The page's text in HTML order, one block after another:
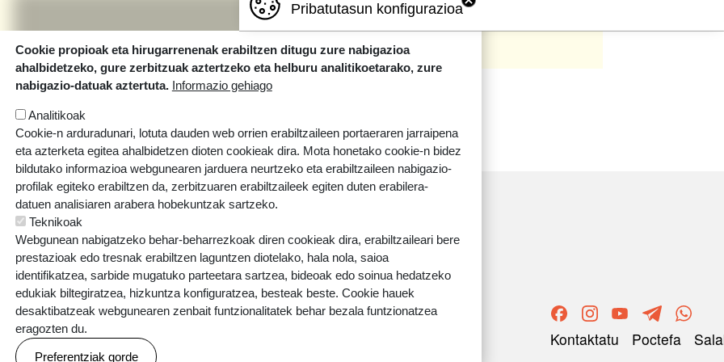
Errotazar bidea, 126
943 445 108
ORRI-OINA
Kontaktatu Poctefa
Pribatutasun konfigurazioa
Cookie propioak eta hirugarrenenak erabiltzen ditugu zure nabigazioa
ahalbidetzeko, gure zerbitzuak aztertzeko eta helburu analitikoetarako, zure
nabigazio-datuak aztertuta. Informazio gehiago
Analitikoak
Cookie-n arduradunari, lotuta dauden web orrien erabiltzaileen portaeraren jarraipena
eta azterketa egitea ahalbidetzen dioten cookieak dira. Mota honetako cookie-n bidez
bildutako informazioa webgunearen jarduera neurtzeko eta erabiltzaileen nabigazio-
profilak egiteko erabiltzen da, zerbitzuaren erabiltzaileek egiten duten erabilera-
datuen analisiaren arabera hobekuntzak sartzeko.
Teknikoak
Webgunean nabigatzeko behar-beharrezkoak diren cookieak dira, erabiltzaileari bere
prestazioak edo tresnak erabiltzen laguntzen diotelako, hala nola, saioa
identifikatzea, sarbide mugatuko parteetara sartzea, bideoak edo soinua hedatzeko
edukiak biltegiratzea, hizkuntza konfiguratzea, besteak beste. Cookie hauek
desaktibatzeak webgunearen zenbait funtzionalitatek behar bezala funtzionatzea
eragozten du.
Preferentziak gorde